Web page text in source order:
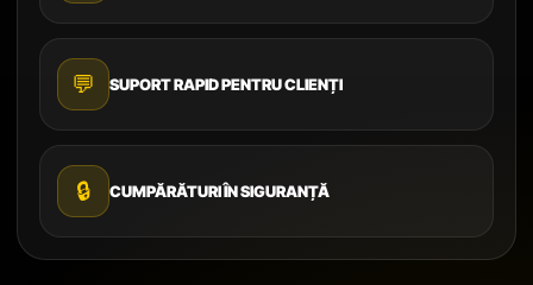
💬 SUPORT RAPID PENTRU CLIENȚI
🔒 CUMPĂRĂTURI ÎN SIGURANȚĂ